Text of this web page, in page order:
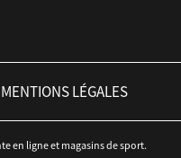
MENTIONS LÉGALES
en ligne et magasins de sport.